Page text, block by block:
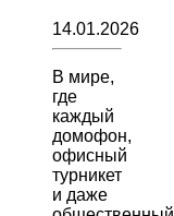
14.01.2026
В мире,
где
каждый
домофон,
офисный
турникет
и даже